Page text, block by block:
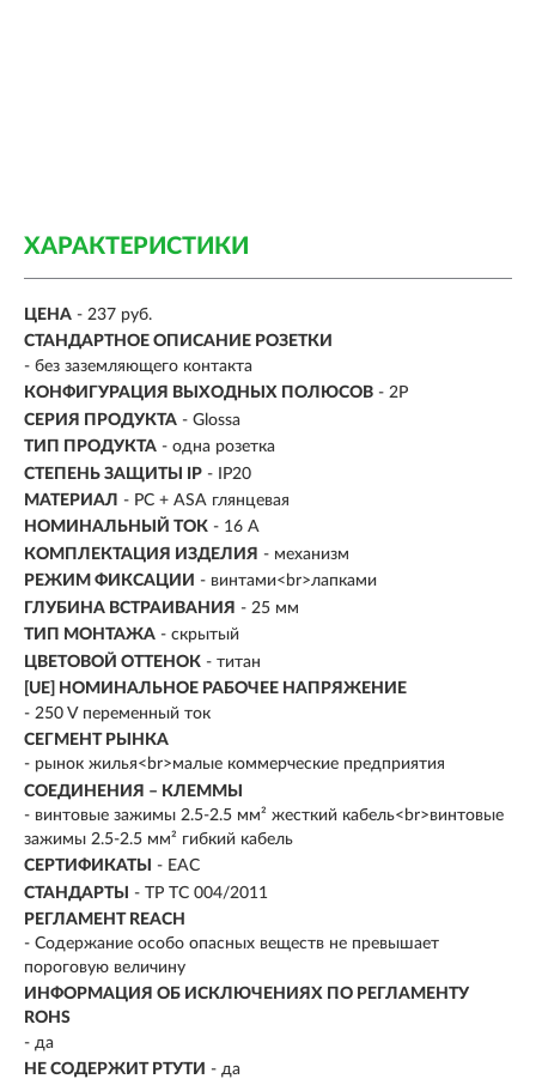
ХАРАКТЕРИСТИКИ
ЦЕНА - 237 руб.
СТАНДАРТНОЕ ОПИСАНИЕ РОЗЕТКИ
- без заземляющего контакта
КОНФИГУРАЦИЯ ВЫХОДНЫХ ПОЛЮСОВ - 2P
СЕРИЯ ПРОДУКТА - Glossa
ТИП ПРОДУКТА - одна розетка
СТЕПЕНЬ ЗАЩИТЫ IP - IP20
МАТЕРИАЛ - PC + ASA глянцевая
НОМИНАЛЬНЫЙ ТОК - 16 A
КОМПЛЕКТАЦИЯ ИЗДЕЛИЯ - механизм
РЕЖИМ ФИКСАЦИИ - винтами<br>лапками
ГЛУБИНА ВСТРАИВАНИЯ - 25 мм
ТИП МОНТАЖА - скрытый
ЦВЕТОВОЙ ОТТЕНОК - титан
[UE] НОМИНАЛЬНОЕ РАБОЧЕЕ НАПРЯЖЕНИЕ
- 250 V переменный ток
СЕГМЕНТ РЫНКА
- рынок жилья<br>малые коммерческие предприятия
СОЕДИНЕНИЯ – КЛЕММЫ
- винтовые зажимы 2.5-2.5 мм² жесткий кабель<br>винтовые
зажимы 2.5-2.5 мм² гибкий кабель
СЕРТИФИКАТЫ
- EAC
СТАНДАРТЫ
- TP TС 004/2011
РЕГЛАМЕНТ REACH
- Содержание особо опасных веществ не превышает
пороговую величину
ИНФОРМАЦИЯ ОБ ИСКЛЮЧЕНИЯХ ПО РЕГЛАМЕНТУ
ROHS
- да
НЕ СОДЕРЖИТ РТУТИ - да